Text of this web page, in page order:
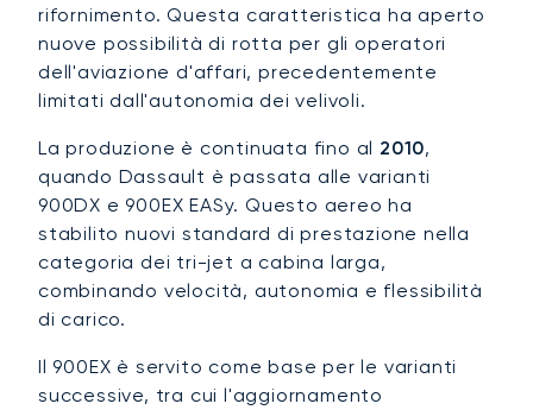
rifornimento. Questa caratteristica ha aperto
nuove possibilità di rotta per gli operatori
dell'aviazione d'affari, precedentemente
limitati dall'autonomia dei velivoli.
La produzione è continuata fino al 2010,
quando Dassault è passata alle varianti
900DX e 900EX EASy. Questo aereo ha
stabilito nuovi standard di prestazione nella
categoria dei tri-jet a cabina larga,
combinando velocità, autonomia e flessibilità
di carico.
Il 900EX è servito come base per le varianti
successive, tra cui l'aggiornamento